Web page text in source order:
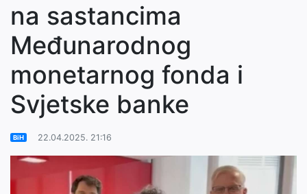
na sastancima
Međunarodnog
monetarnog fonda i
Svjetske banke
BiH 22.04.2025. 21:16